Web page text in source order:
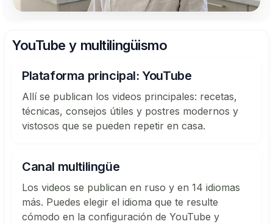
YouTube y multilingüismo
Plataforma principal: YouTube
Allí se publican los videos principales: recetas,
técnicas, consejos útiles y postres modernos y
vistosos que se pueden repetir en casa.
Canal multilingüe
Los videos se publican en ruso y en 14 idiomas
más. Puedes elegir el idioma que te resulte
cómodo en la configuración de YouTube y